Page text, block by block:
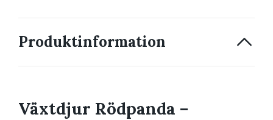
Produktinformation
Växtdjur Rödpanda –